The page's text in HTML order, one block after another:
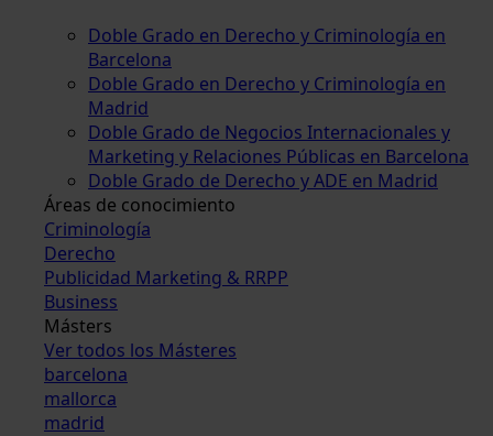
Doble Grado en Derecho y Criminología en
Barcelona
Doble Grado en Derecho y Criminología en
Madrid
Doble Grado de Negocios Internacionales y
Marketing y Relaciones Públicas en Barcelona
Doble Grado de Derecho y ADE en Madrid
Áreas de conocimiento
Criminología
Derecho
Publicidad Marketing & RRPP
Business
Másters
Ver todos los Másteres
barcelona
mallorca
madrid